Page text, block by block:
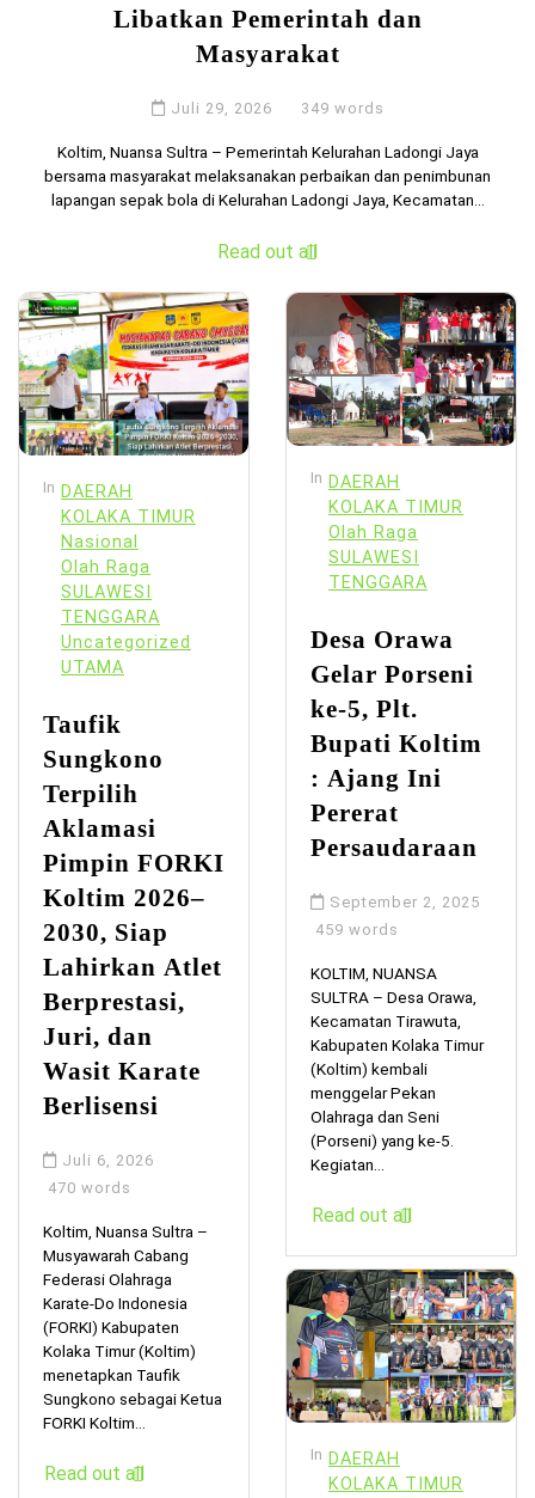
Libatkan Pemerintah dan
Masyarakat
Juli 29, 2026 349 words
Koltim, Nuansa Sultra – Pemerintah Kelurahan Ladongi Jaya
bersama masyarakat melaksanakan perbaikan dan penimbunan
lapangan sepak bola di Kelurahan Ladongi Jaya, Kecamatan...
Read out all
In DAERAH
KOLAKA TIMUR
Nasional
Olah Raga
SULAWESI
TENGGARA
Uncategorized
UTAMA
Taufik
Sungkono
Terpilih
Aklamasi
Pimpin FORKI
Koltim 2026–
2030, Siap
Lahirkan Atlet
Berprestasi,
Juri, dan
Wasit Karate
Berlisensi
Juli 6, 2026
470 words
Koltim, Nuansa Sultra –
Musyawarah Cabang
Federasi Olahraga
Karate-Do Indonesia
(FORKI) Kabupaten
Kolaka Timur (Koltim)
menetapkan Taufik
Sungkono sebagai Ketua
FORKI Koltim...
Read out all
In DAERAH
KOLAKA TIMUR
Olah Raga
SULAWESI
TENGGARA
Desa Orawa
Gelar Porseni
ke-5, Plt.
Bupati Koltim
: Ajang Ini
Pererat
Persaudaraan
September 2, 2025
459 words
KOLTIM, NUANSA
SULTRA – Desa Orawa,
Kecamatan Tirawuta,
Kabupaten Kolaka Timur
(Koltim) kembali
menggelar Pekan
Olahraga dan Seni
(Porseni) yang ke-5.
Kegiatan...
Read out all
In DAERAH
KOLAKA TIMUR